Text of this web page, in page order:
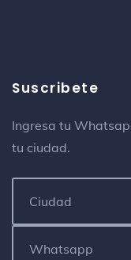
Suscribete
Ingresa tu
tu ciudad.